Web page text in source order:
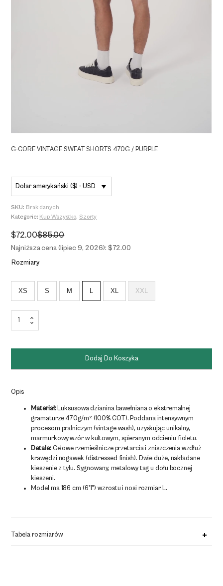
G-CORE VINTAGE SWEAT SHORTS 470G / PURPLE
Dolar amerykański ($) - USD
SKU: Brak danych
Kategorie: Kup Wszystko, Szorty
$85.00
Pierwotna
cena
wynosiła:
$85.00.
$72.00
Aktualna
cena
wynosi:
$72.00.
Najniższa cena (lipiec 9, 2026): $72.00
Rozmiary
XS S M XL XXL
ilość
G-
VINTAGE
SHORTS
/
Dodaj Do Koszyka
Opis
Materiał:Luksusowa dzianina bawełniana o ekstremalnej
gramaturze 470g/m² (100% COT). Poddana intensywnym
procesom pralniczym (vintage wash), uzyskując unikalny,
marmurkowy wzór w kultowym, spieranym odcieniu fioletu.
Detale:Celowe rzemieślnicze przetarcia i zniszczenia wzdłuż
krawędzi nogawek (distressed finish). Dwie duże, nakładane
kieszenie z tyłu. Sygnowany, metalowy tag u dołu bocznej
kieszeni.
Model ma 186 cm (6'1") wzrostu i nosi rozmiar L.
Tabela rozmiarów